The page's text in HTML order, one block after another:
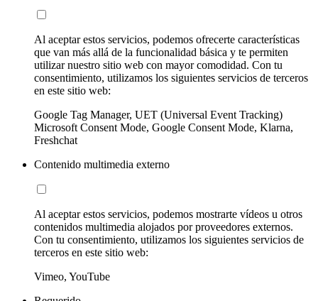
Al aceptar estos servicios, podemos ofrecerte características
que van más allá de la funcionalidad básica y te permiten
utilizar nuestro sitio web con mayor comodidad. Con tu
consentimiento, utilizamos los siguientes servicios de terceros
en este sitio web:
Google Tag Manager, UET (Universal Event Tracking)
Microsoft Consent Mode, Google Consent Mode, Klarna,
Freshchat
Contenido multimedia externo
Al aceptar estos servicios, podemos mostrarte vídeos u otros
contenidos multimedia alojados por proveedores externos.
Con tu consentimiento, utilizamos los siguientes servicios de
terceros en este sitio web:
Vimeo, YouTube